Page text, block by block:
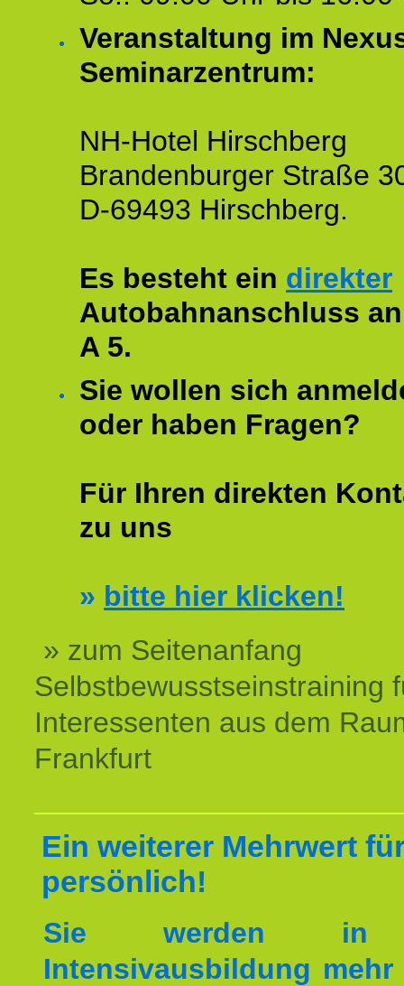
Veranstaltung im
Seminarzentrum:
NH-Hotel Hirschberg
Brandenburger Straße
D-69493 Hirschberg.
Es besteht ein direkter
Autobahnanschluss
A 5.
Sie wollen sich
oder haben Fragen?
Für Ihren direkten
zu uns
» bitte hier klicken!
» zum Seitenanfang
Selbstbewusstseinstraining
Interessenten aus dem
Frankfurt
Ein weiterer Mehrwert
persönlich!
Sie werden in
Intensivausbildung